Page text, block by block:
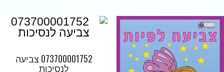
073700001752 צביעה
לנסיכות